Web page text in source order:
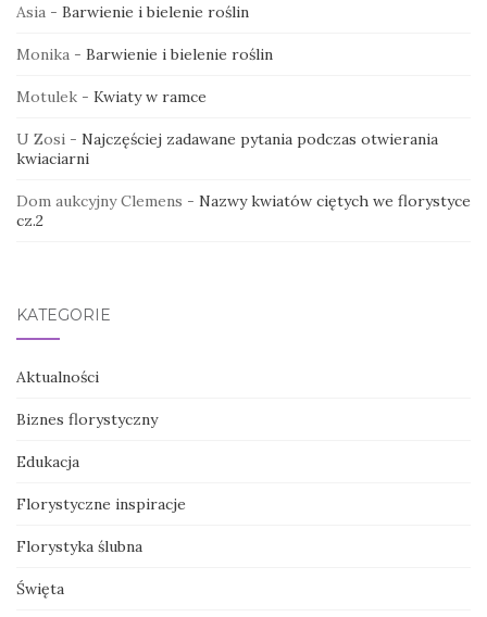
Asia - Barwienie i bielenie roślin
Monika - Barwienie i bielenie roślin
Motulek - Kwiaty w ramce
U Zosi - Najczęściej zadawane pytania podczas otwierania
kwiaciarni
Dom aukcyjny Clemens - Nazwy kwiatów ciętych we florystyce
cz.2
KATEGORIE
Aktualności
Biznes florystyczny
Edukacja
Florystyczne inspiracje
Florystyka ślubna
Święta